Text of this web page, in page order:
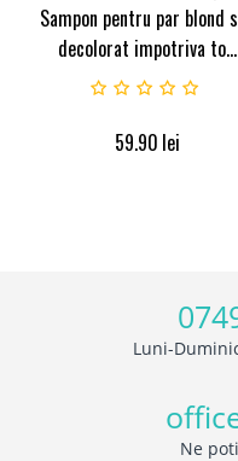
Sampon pentru par blond
decolorat impotriva to...
59.90 lei
Luni-
Ne